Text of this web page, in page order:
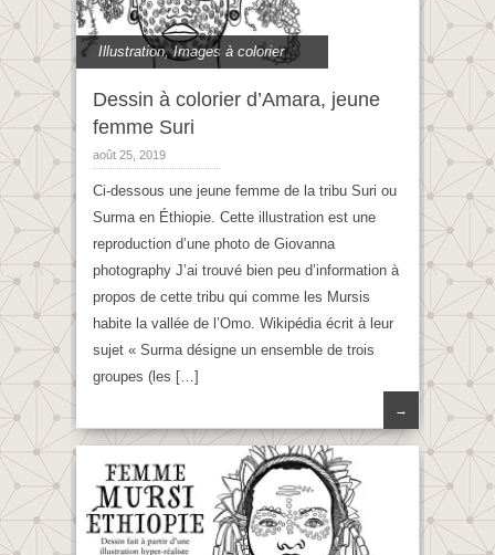
Illustration,Images à colorier
Dessin à colorier d’Amara, jeune
femme Suri
août 25, 2019
Ci-dessous une jeune femme de la tribu Suri ou
Surma en Éthiopie. Cette illustration est une
reproduction d’une photo de Giovanna
photography J’ai trouvé bien peu d’information à
propos de cette tribu qui comme les Mursis
habite la vallée de l’Omo. Wikipédia écrit à leur
sujet « Surma désigne un ensemble de trois
groupes (les […]
→